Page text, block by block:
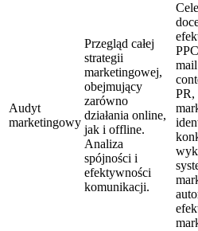
Audyt
marketingowy
Przegląd całej
strategii
marketingowej,
obejmujący
zarówno
działania online,
jak i offline.
Analiza
spójności i
efektywności
komunikacji.
PR,